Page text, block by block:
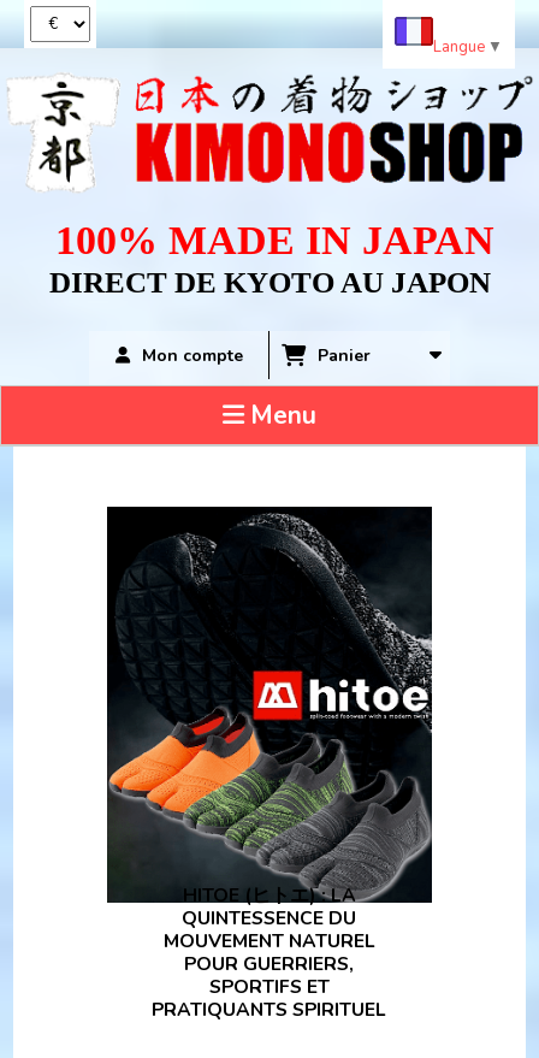
100% MADE IN JAPAN
DIRECT DE KYOTO AU JAPON
Mon compte Panier
Menu
HITOE (ヒトエ) : LA
QUINTESSENCE DU
MOUVEMENT NATUREL
POUR GUERRIERS,
SPORTIFS ET
PRATIQUANTS SPIRITUEL
Langue ▼
Panneau de gestion des cookies